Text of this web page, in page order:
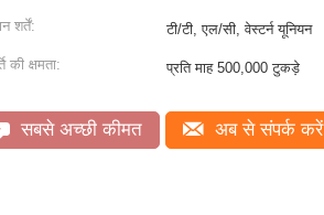
शर्तें: टी/टी, एल/सी, वेस्टर्न यूनियन
की क्षमता: प्रति माह 500,000 टुकड़े
सबसे अच्छी कीमत अब से संपर्क करें